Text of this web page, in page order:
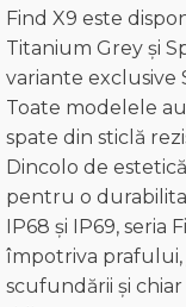
Find X9 este
Titanium Grey și
variante exclusive
Toate modelele
spate din sticlă
Dincolo de
pentru o
IP68 și IP69, seria
împotriva
scufundării și